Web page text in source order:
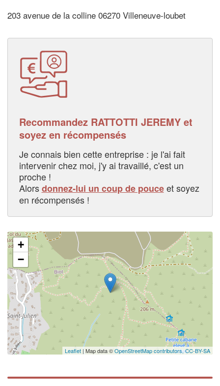
203 avenue de la colline 06270 Villeneuve-loubet
Recommandez RATTOTTI JEREMY et
soyez en récompensés
Je connais bien cette entreprise : je l'ai fait
intervenir chez moi, j'y ai travaillé, c'est un
proche !
Alorsdonnez-lui un coup de pouceet soyez
en récompensés !
+
−
Leaflet | Map data ©OpenStreetMap contributors,CC-BY-SA